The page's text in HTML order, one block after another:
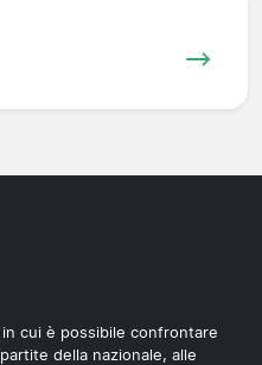
cui è possibile confrontare
della nazionale, alle